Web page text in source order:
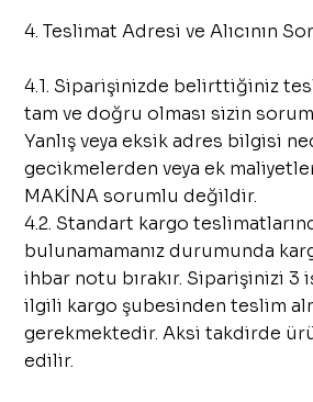
4. Teslimat Adresi ve Alıcının
4.1. Siparişinizde belirttiğiniz
tam ve doğru olması sizin
Yanlış veya eksik adres bilgisi
gecikmelerden veya ek
MAKİNA sorumlu değildir.
4.2. Standart kargo
bulunamamanız durumunda
ihbar notu bırakır. Siparişinizi 3
ilgili kargo şubesinden teslim
gerekmektedir. Aksi takdirde
edilir.